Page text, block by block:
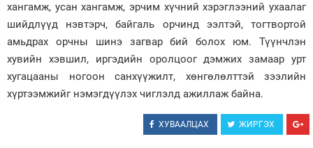
хангамж, усан хангамж, эрчим хүчний хэрэглээний ухаалаг
шийдлүүд нэвтэрч, байгаль орчинд ээлтэй, тогтвортой
амьдрах орчны шинэ загвар бий болох юм. Түүнчлэн
хувийн хэвшил, иргэдийн оролцоог дэмжих замаар урт
хугацааны ногоон санхүүжилт, хөнгөлөлттэй зээлийн
хүртээмжийг нэмэгдүүлэх чиглэлд ажиллаж байна.
ХУВААЛЦАХ ЖИРГЭХ